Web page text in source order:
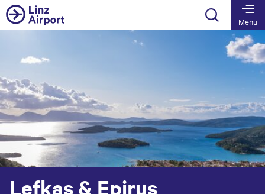
Springe zu Inhalt
Springe zur Tabelle
Springe zur Hauptnavigation
Table Of Content
Reisedestination ab Linz Airport
Beliebte Sehenswürdigkeiten Lefkas & Epirus
Ideale Reisezeit
Vom Linzer Flughafen aus nach Lefkas & Epirus
Menü
Lefkas & Epirus